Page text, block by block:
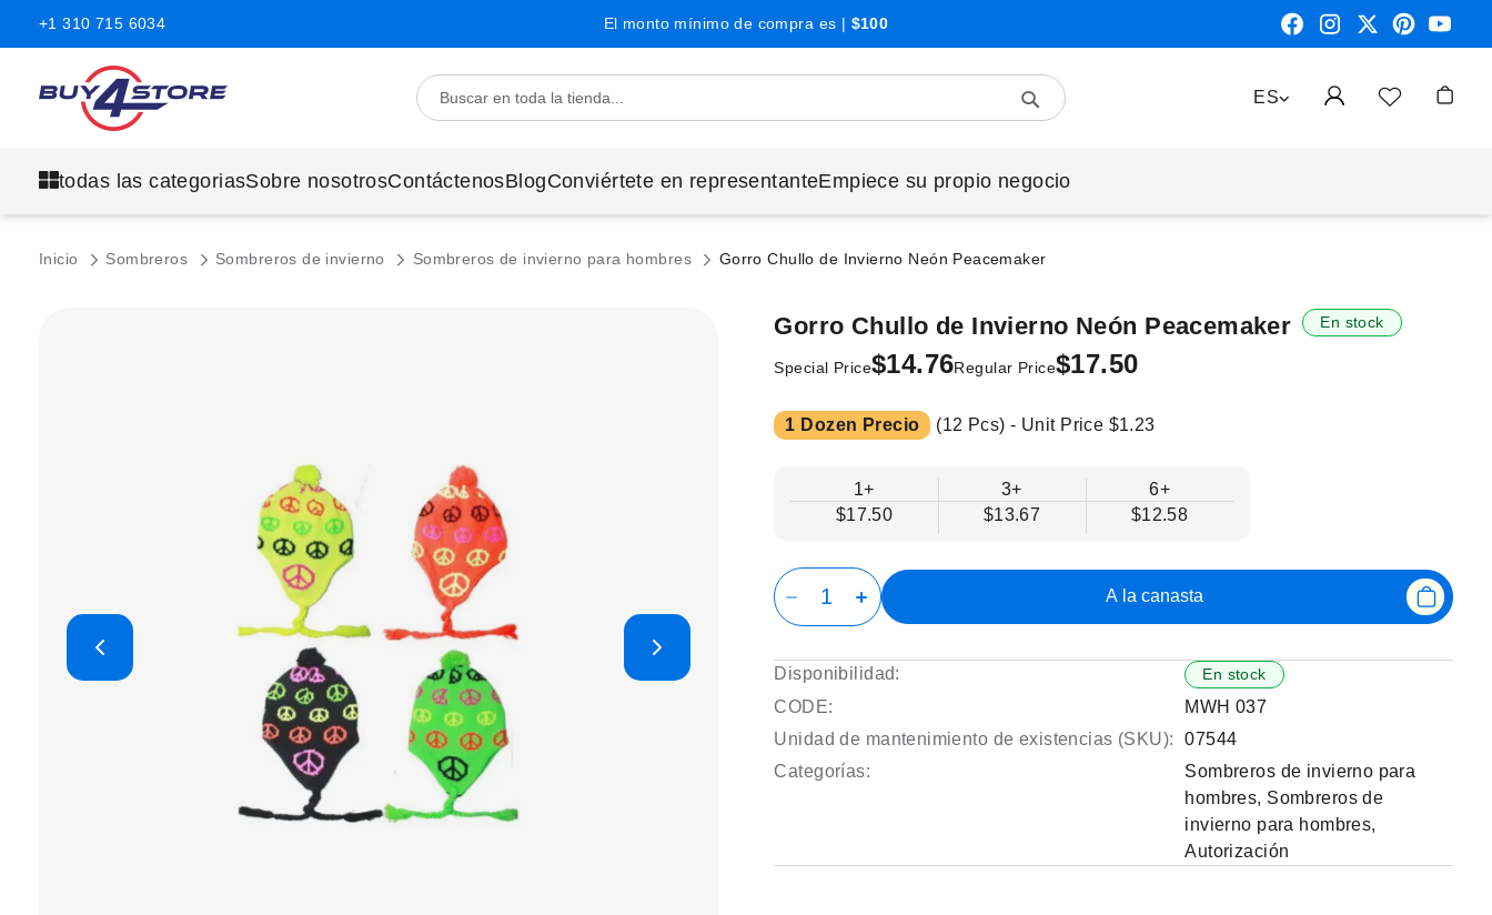
+1 310 715 6034 El monto mínimo de compra es | $100
LENGUAJE
ES
Search
todas las categoriasSobre nosotrosContáctenosBlogConviértete en representanteEmpiece su propio negocio
Inicio Sombreros Sombreros de invierno Sombreros de invierno para hombres Gorro Chullo de Invierno Neón Peacemaker
Gorro Chullo de Invierno Neón Peacemaker En stock
Special Price$14.76Regular Price$17.50
1 Dozen Precio (12 Pcs) - Unit Price $1.23
1+
$17.50
3+
$13.67
6+
$12.58
A la canasta
Disponibilidad: En stock
CODE:
MWH 037
Unidad de mantenimiento de existencias (SKU):
07544
Categorías:
Sombreros de invierno para
hombres, Sombreros de
invierno para hombres,
Autorización